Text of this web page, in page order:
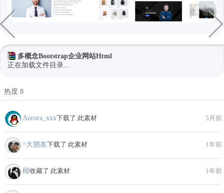
多概念Bootstrap企业网站Html
正在加载文件目录...
热度 8
Aurora_xxx下载了 此素材 5月前
^大朋友下载了 此素材 1年前
楷收藏了 此素材 1年前